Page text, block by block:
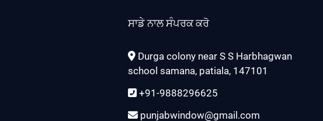
ਸਾਡੇ ਨਾਲ ਸੰਪਰਕ ਕਰੋ
Durga colony near S S Harbhagwan
school samana, patiala, 147101
+91-9888296625
punjabwindow@gmail.com